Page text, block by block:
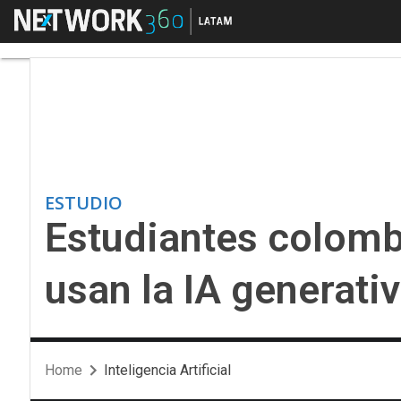
Menú
ESTUDIO
Estudiantes
usan la IA
Home Inteligencia Artificial